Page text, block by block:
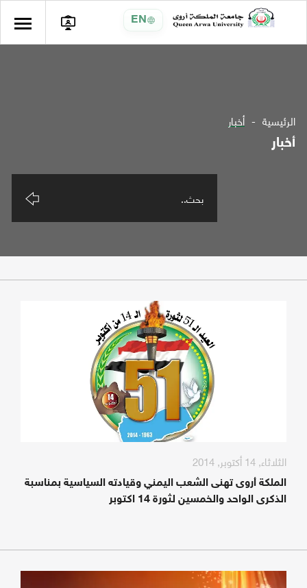
EN
الرئيسية أخبار
أخبار
الثلاثاء, 14 أكتوبر, 2014
الملكة أروى تهنى الشعب اليمني وقيادته السياسية بمناسبة
الذكرى الواحد والخمسين لثورة 14 اكتوبر